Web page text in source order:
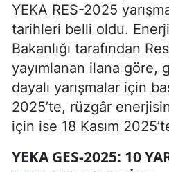
YEKA RES-2025
tarihleri belli oldu.
Bakanlığı tarafından
yayımlanan ilana göre,
dayalı yarışmalar için
2025’te, rüzgâr
için ise 18 Kasım
YEKA GES-2025: 10